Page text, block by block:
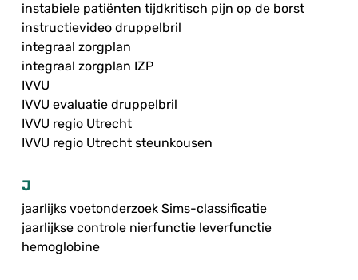
instabiele patiënten tijdkritisch pijn op de borst
instructievideo druppelbril
integraal zorgplan
integraal zorgplan IZP
IVVU
IVVU evaluatie druppelbril
IVVU regio Utrecht
IVVU regio Utrecht steunkousen
J
jaarlijks voetonderzoek Sims-classificatie
jaarlijkse controle nierfunctie leverfunctie
hemoglobine